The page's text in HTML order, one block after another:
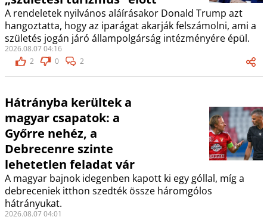
A rendeletek nyilvános aláírásakor Donald Trump azt
hangoztatta, hogy az iparágat akarják felszámolni, ami a
születés jogán járó állampolgárság intézményére épül.
2026.08.07 04:16
2
0 2
Hátrányba kerültek a
magyar csapatok: a
Győrre nehéz, a
Debrecenre szinte
lehetetlen feladat vár
A magyar bajnok idegenben kapott ki egy góllal, míg a
debreceniek itthon szedték össze háromgólos
hátrányukat.
2026.08.07 04:01